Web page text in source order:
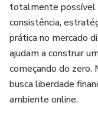
totalmente possível
consistência,
prática no mercado
ajudam a construir
começando do zero.
busca liberdade
ambiente online.